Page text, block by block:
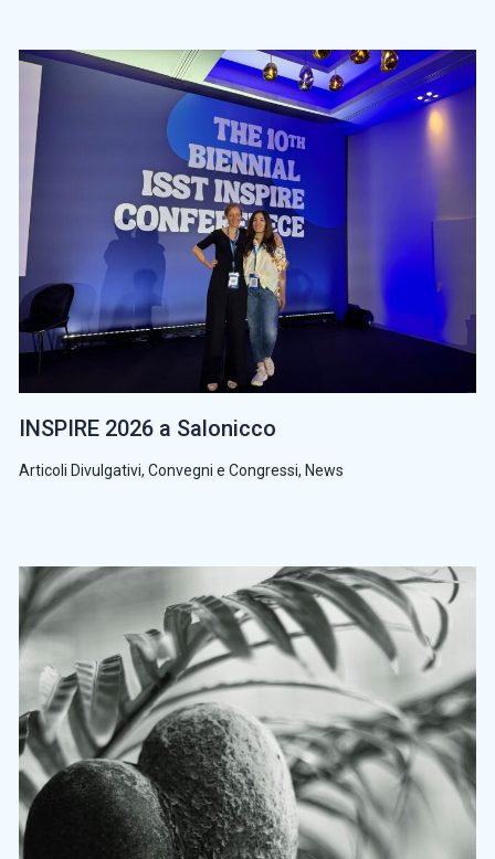
INSPIRE 2026 a Salonicco
Articoli Divulgativi, Convegni e Congressi, News